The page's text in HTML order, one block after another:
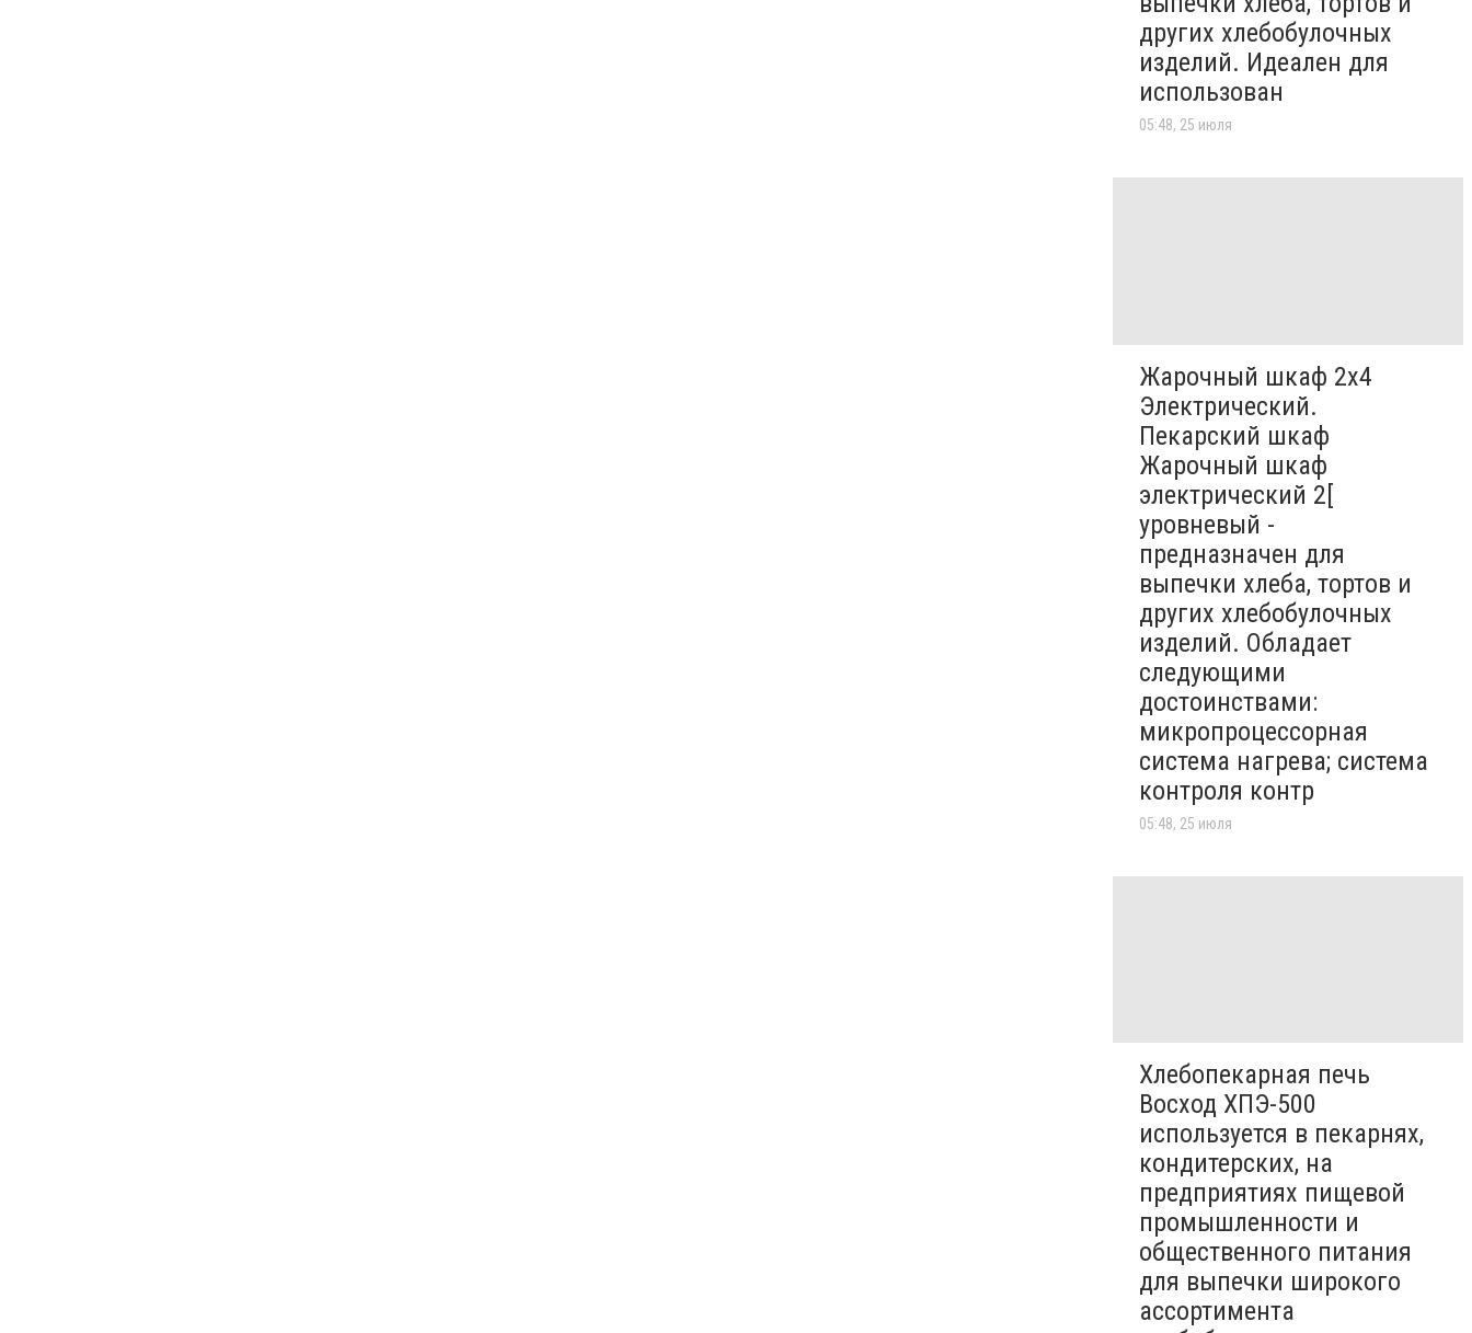
других хлебобулочных
изделий. Идеален для
использован
05:48, 25 июля
Жарочный шкаф 2х4
Электрический.
Пекарский шкаф
Жарочный шкаф
электрический 2[
уровневый -
предназначен для
выпечки хлеба, тортов и
других хлебобулочных
изделий. Обладает
следующими
достоинствами:
микропроцессорная
система нагрева; система
контроля контр
05:48, 25 июля
Хлебопекарная печь
Восход ХПЭ-500
используется в пекарнях,
кондитерских, на
предприятиях пищевой
промышленности и
общественного питания
для выпечки широкого
ассортимента